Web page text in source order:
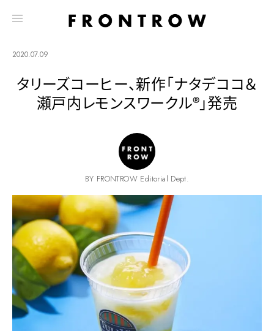
2020.07.09
タリーズコーヒー、新作「ナタデココ＆
瀬戸内レモンスワークル®」発売
BY FRONTROW Editorial Dept.